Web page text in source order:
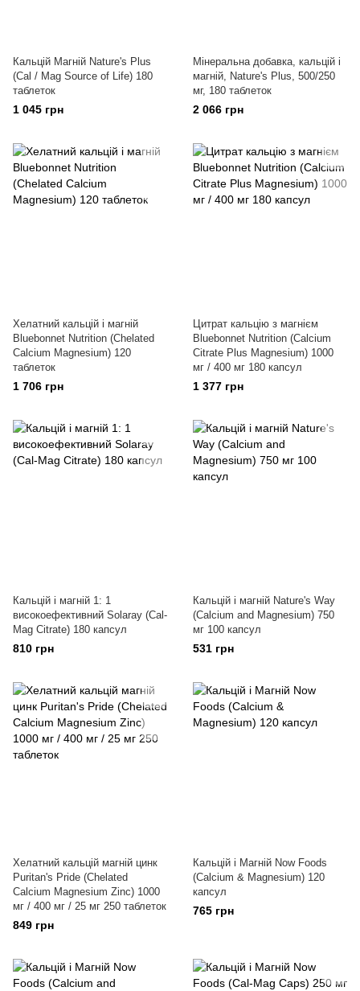
Кальцій Магній Nature's Plus
(Cal / Mag Source of Life) 180
таблеток
1 045 грн
Мінеральна добавка, кальцій і
магній, Nature's Plus, 500/250
мг, 180 таблеток
2 066 грн
Хелатний кальцій і магній
Bluebonnet Nutrition (Chelated
Calcium Magnesium) 120
таблеток
1 706 грн
Цитрат кальцію з магнієм
Bluebonnet Nutrition (Calcium
Citrate Plus Magnesium) 1000
мг / 400 мг 180 капсул
1 377 грн
Кальцій і магній 1: 1
високоефективний Solaray (Cal-
Mag Citrate) 180 капсул
810 грн
Кальцій і магній Nature's Way
(Calcium and Magnesium) 750
мг 100 капсул
531 грн
Хелатний кальцій магній цинк
Puritan's Pride (Chelated
Calcium Magnesium Zinc) 1000
мг / 400 мг / 25 мг 250 таблеток
849 грн
Кальцій і Магній Now Foods
(Calcium & Magnesium) 120
капсул
765 грн